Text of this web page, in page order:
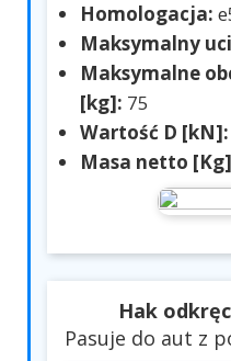
Homologacja:
Maksymalny
Maksymalne
[kg]: 75
Wartość D [kN]:
Masa netto
Hak
Pasuje do aut z